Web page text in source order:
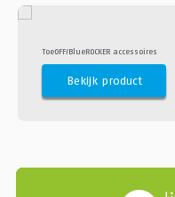
ToeOFF/BlueROCKER accessoires
Bekijk product